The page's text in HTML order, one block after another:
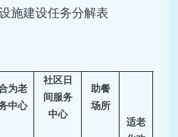
施建设任务分解表
为老
中心
社区日
间服务
中心
助餐
场所
适老